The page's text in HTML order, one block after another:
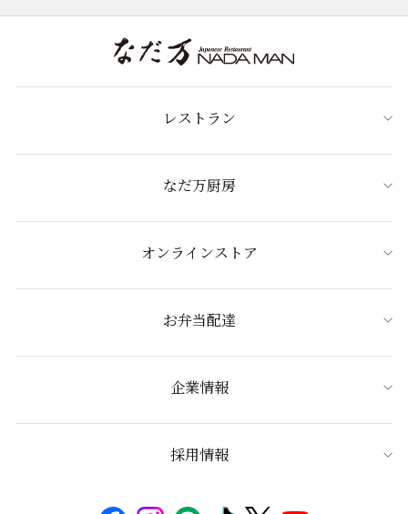
レストラン
なだ万厨房
オンラインストア
お弁当配達
企業情報
採用情報